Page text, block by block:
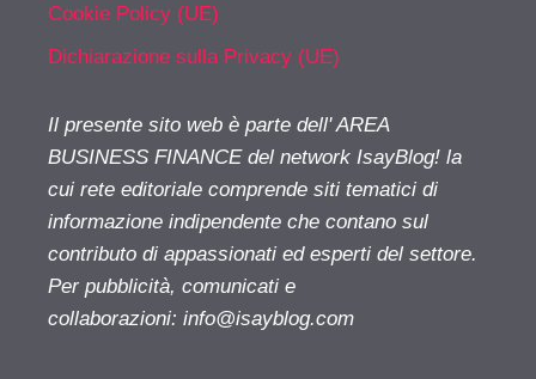
Cookie Policy (UE)
Dichiarazione sulla Privacy (UE)
Il presente sito web è parte dell' AREA
BUSINESS FINANCE del network IsayBlog! la
cui rete editoriale comprende siti tematici di
informazione indipendente che contano sul
contributo di appassionati ed esperti del settore.
Per pubblicità, comunicati e
collaborazioni: info@isayblog.com